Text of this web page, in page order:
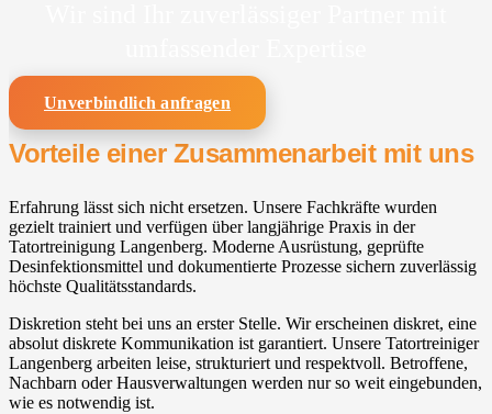
Unverbindlich anfragen
Vorteile einer Zusammenarbeit mit uns
Erfahrung lässt sich nicht ersetzen. Unsere Fachkräfte wurden
gezielt trainiert und verfügen über langjährige Praxis in der
Tatortreinigung Langenberg. Moderne Ausrüstung, geprüfte
Desinfektionsmittel und dokumentierte Prozesse sichern zuverlässig
höchste Qualitätsstandards.
Diskretion steht bei uns an erster Stelle. Wir erscheinen diskret, eine
absolut diskrete Kommunikation ist garantiert. Unsere Tatortreiniger
Langenberg arbeiten leise, strukturiert und respektvoll. Betroffene,
Nachbarn oder Hausverwaltungen werden nur so weit eingebunden,
wie es notwendig ist.